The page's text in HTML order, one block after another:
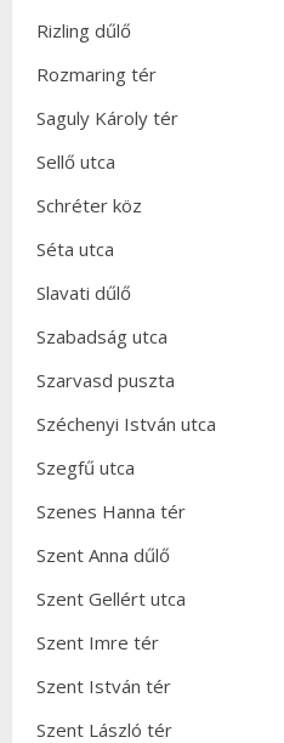
Rizling dűlő
Rozmaring tér
Saguly Károly tér
Sellő utca
Schréter köz
Séta utca
Slavati dűlő
Szabadság utca
Szarvasd puszta
Széchenyi István utca
Szegfű utca
Szenes Hanna tér
Szent Anna dűlő
Szent Gellért utca
Szent Imre tér
Szent István tér
Szent László tér